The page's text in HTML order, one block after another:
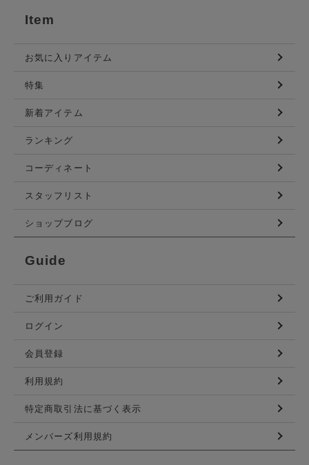
Item
お気に入りアイテム
特集
新着アイテム
ランキング
コーディネート
スタッフリスト
ショップブログ
Guide
ご利用ガイド
ログイン
会員登録
利用規約
特定商取引法に基づく表示
メンバーズ利用規約